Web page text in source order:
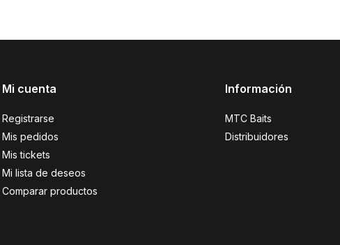
Mi cuenta
Registrarse
Mis pedidos
Mis tickets
Mi lista de deseos
Comparar productos
Información
MTC Baits
Distribuidores